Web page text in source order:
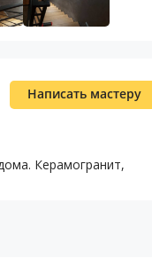
Написать мастеру
Керамогранит,